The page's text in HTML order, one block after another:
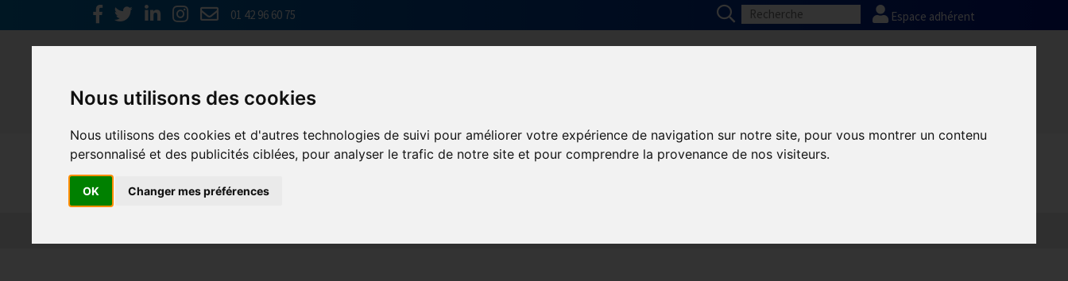
Nous utilisons des cookies
Nous utilisons des cookies et d'autres technologies de suivi pour améliorer votre expérience de navigation sur notre site, pour vous montrer un contenu
personnalisé et des publicités ciblées, pour analyser le trafic de notre site et pour comprendre la provenance de nos visiteurs.
OK Changer mes préférences
01 42 96 60 75 Espace adhérent
Europe & Numérique